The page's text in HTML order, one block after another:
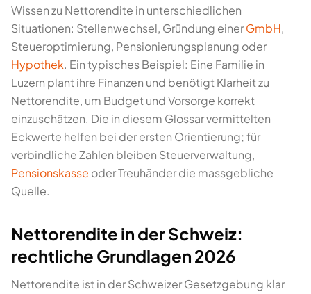
Wissen zu Nettorendite in unterschiedlichen
Situationen: Stellenwechsel, Gründung einerGmbH,
Steueroptimierung, Pensionierungsplanung oder
Hypothek. Ein typisches Beispiel: Eine Familie in
Luzern plant ihre Finanzen und benötigt Klarheit zu
Nettorendite, um Budget und Vorsorge korrekt
einzuschätzen. Die in diesem Glossar vermittelten
Eckwerte helfen bei der ersten Orientierung; für
verbindliche Zahlen bleiben Steuerverwaltung,
Pensionskasse oder Treuhänder die massgebliche
Quelle.
Nettorendite in der Schweiz:
rechtliche Grundlagen 2026
Nettorendite ist in der Schweizer Gesetzgebung klar